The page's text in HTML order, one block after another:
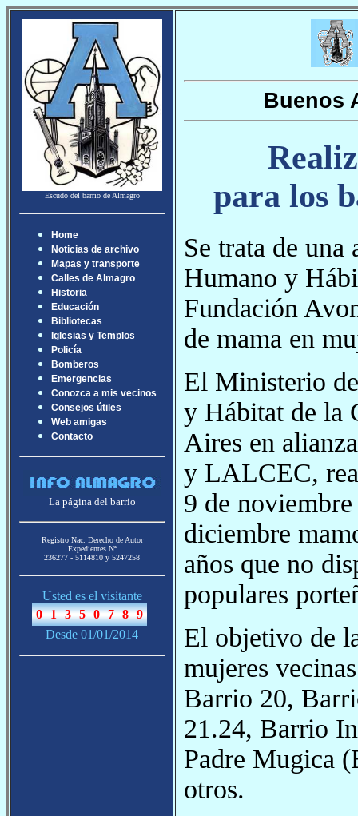
Escudo del barrio de Almagro
Home
Noticias de archivo
Mapas y transporte
Calles de Almagro
Historia
Educación
Bibliotecas
Iglesias y Templos
Policía
Bomberos
Emergencias
Conozca a mis vecinos
Consejos útiles
Web amigas
Contacto
La página del barrio
Registro Nac. Derecho de Autor
Expedientes Nª
236277 - 5114810 y 5247258
Usted es el visitante
Desde 01/01/2014
Buenos
para los
Se trata de
Humano y
Fundación
de mama en
El Ministerio
y Hábitat de la
Aires en
y LALCEC,
9 de
diciembre
años que no
populares
El objetivo de
mujeres
Barrio 20,
21.24, Barrio
Padre Mugica
otros.